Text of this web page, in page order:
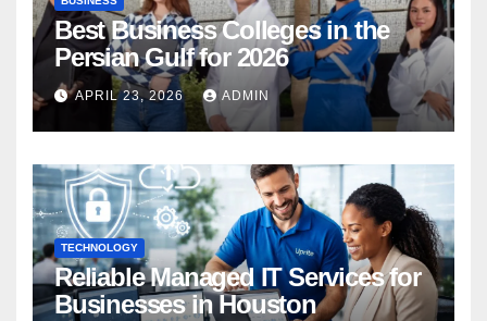
Best Business Colleges in the
Persian Gulf for 2026
APRIL 23, 2026 ADMIN
TECHNOLOGY
Reliable Managed IT Services for
Businesses in Houston